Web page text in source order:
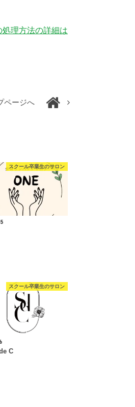
理方法の詳細は
ページへ
スクール卒業生のサロン
スクール卒業生のサロン
C